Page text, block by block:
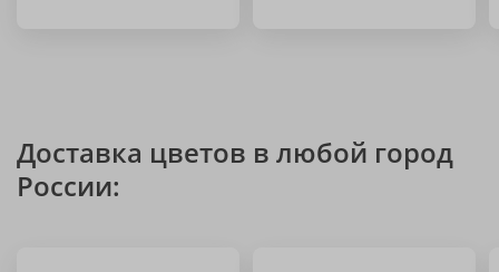
Доставка цветов в любой город
России: